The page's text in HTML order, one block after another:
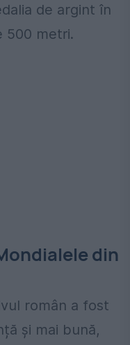
de argint în
500 metri.
din
român a fost
și mai bună,